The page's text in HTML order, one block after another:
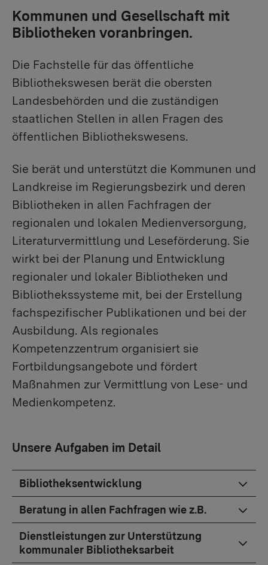
Kommunen und Gesellschaft mit
Bibliotheken voranbringen.
Die Fachstelle für das öffentliche
Bibliothekswesen berät die obersten
Landesbehörden und die zuständigen
staatlichen Stellen in allen Fragen des
öffentlichen Bibliothekswesens.
Sie berät und unterstützt die Kommunen und
Landkreise im Regierungsbezirk und deren
Bibliotheken in allen Fachfragen der
regionalen und lokalen Medienversorgung,
Literaturvermittlung und Leseförderung. Sie
wirkt bei der Planung und Entwicklung
regionaler und lokaler Bibliotheken und
Bibliothekssysteme mit, bei der Erstellung
fachspezifischer Publikationen und bei der
Ausbildung. Als regionales
Kompetenzzentrum organisiert sie
Fortbildungsangebote und fördert
Maßnahmen zur Vermittlung von Lese- und
Medienkompetenz.
Unsere Aufgaben im Detail
Bibliotheksentwicklung
Beratung in allen Fachfragen wie z.B.
Dienstleistungen zur Unterstützung
kommunaler Bibliotheksarbeit